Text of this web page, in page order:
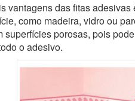
vantagens das fitas
como madeira, vidro ou
superfícies porosas, pois
o adesivo.